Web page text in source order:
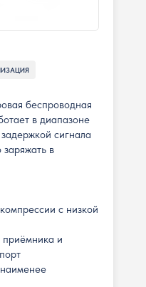
беспроводная
в диапазоне
сигнала
в
с низкой
приёмника и